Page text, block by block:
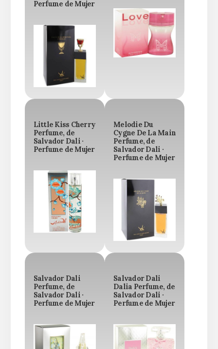
Perfume de Mujer
Little Kiss Cherry
Perfume, de
Salvador Dali ·
Perfume de Mujer
Melodie Du
Cygne De La Main
Perfume, de
Salvador Dali ·
Perfume de Mujer
Salvador Dali
Perfume, de
Salvador Dali ·
Perfume de Mujer
Salvador Dali
Dalia Perfume, de
Salvador Dali ·
Perfume de Mujer